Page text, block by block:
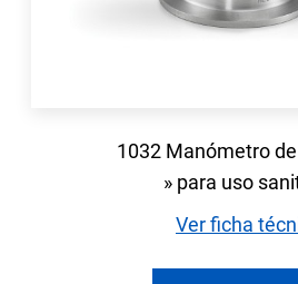
1032 Manómetro
» para uso
Ver ficha